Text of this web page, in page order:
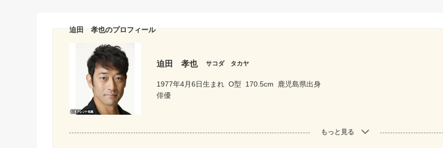
迫田 孝也のプロフィール
迫田 孝也 サコダ タカヤ
1977年4月6日生まれ O型 170.5cm
鹿児島県出身
俳優
もっと見る